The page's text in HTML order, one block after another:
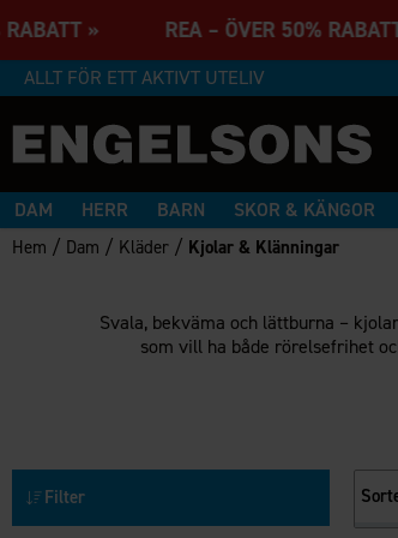
RABATT » REA – ÖVER 50%
ALLT FÖR ETT AKTIVT UTELIV
DAM HERR BARN SKOR & KÄNGOR
Hem / Dam / Kläder / Kjolar & Klänningar
Svala, bekväma och lättburna –
som vill ha både rörelsefrihet
Filter